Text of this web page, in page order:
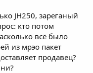
JH250, зареганый
кто потом
всё было
из мрэо пакет
продавец?